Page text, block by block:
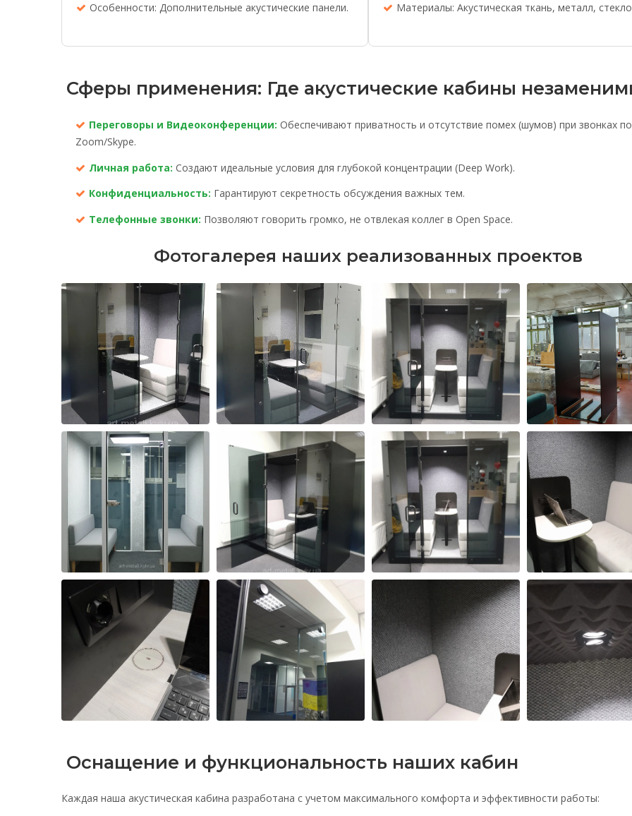
Особенности: Дополнительные акустические панели.
Материалы: Акустическая ткань, металл,
Сферы применения: Где акустические кабины
Переговоры и Видеоконференции: Обеспечивают приватность и отсутствие помех (шумов) при звонках по
Zoom/Skype.
Личная работа: Создают идеальные условия для глубокой концентрации (Deep Work).
Конфиденциальность: Гарантируют секретность обсуждения важных тем.
Телефонные звонки: Позволяют говорить громко, не отвлекая коллег в Open Space.
Фотогалерея наших реализованных проектов
Оснащение и функциональность наших кабин
Каждая наша акустическая кабина разработана с учетом максимального комфорта и эффективности работы: